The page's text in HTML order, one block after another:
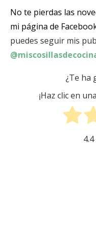
No te pierdas las
mi página de
puedes seguir mis
¿Te ha
¡Haz clic en
4.4